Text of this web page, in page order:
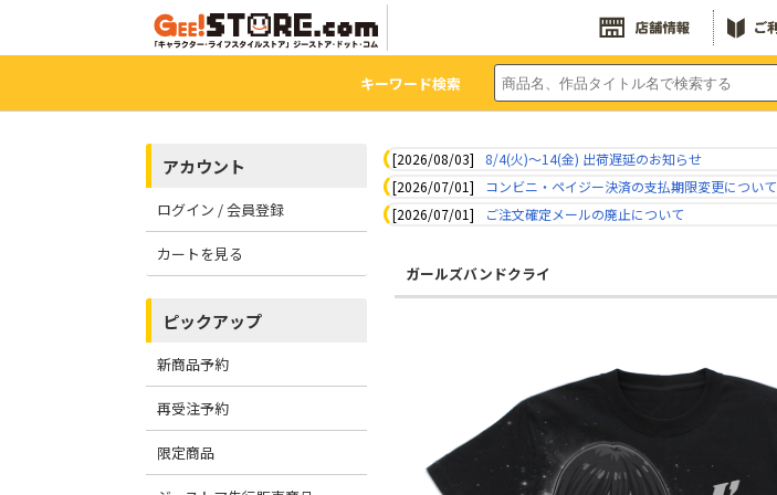
キーワード検索
アカウント
ログイン / 会員登録
カートを見る
ピックアップ
新商品予約
再受注予約
限定商品
[2026/08/03]
8/4(火)～14(金) 出荷遅延のお知らせ
[2026/07/01]
コンビニ・ペイジー決済の支払期限変更について
[2026/07/01]
ご注文確定メールの廃止について
ガールズバンドクライ